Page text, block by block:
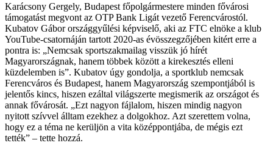
Karácsony Gergely, Budapest főpolgármestere minden fővárosi
támogatást megvont az OTP Bank Ligát vezető Ferencvárostól.
Kubatov Gábor országgyűlési képviselő, aki az FTC elnöke a klub
YouTube-csatornáján tartott 2020-as évösszegzőjében kitért erre a
pontra is: „Nemcsak sportszakmailag visszük jó hírét
Magyarországnak, hanem többek között a kirekesztés elleni
küzdelemben is”. Kubatov úgy gondolja, a sportklub nemcsak
Ferencváros és Budapest, hanem Magyarország szempontjából is
jelentős kincs, hiszen ezáltal világszerte megismerik az országot és
annak fővárosát. „Ezt nagyon fájlalom, hiszen mindig nagyon
nyitott szívvel álltam ezekhez a dolgokhoz. Azt szerettem volna,
hogy ez a téma ne kerüljön a vita középpontjába, de mégis ezt
tették” – tette hozzá.